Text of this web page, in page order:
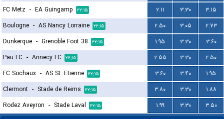
FC Metz - EA Guingamp ۲۲:۱۵ ۲.۱۱ ۳.۳۰
۳.۱۵
Boulogne - AS Nancy Lorraine ۲۲:۱۵ ۲.۵۰ ۳.۰۵
۲.۷۳
Dunkerque - Grenoble Foot 38 ۲۲:۱۵ ۱.۹۵ ۳.۳۰
۳.۶۰
Pau FC - Annecy FC ۲۲:۱۵ ۲.۵۵ ۳.۳۰
۲.۵۰
FC Sochaux - AS St. Etienne ۲۲:۱۵ ۳.۶۰ ۳.۴۰
۱.۹۵
Clermont - Stade de Reims ۲۲:۱۵ ۳.۸۰ ۳.۳۰
۱.۸۸
Rodez Aveyron - Stade Laval ۲۲:۱۵ ۱.۹۹ ۳.۳۰
۳.۵۰